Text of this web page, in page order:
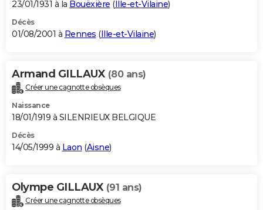
23/01/1931 à la Bouëxière (Ille-et-Vilaine)
Décès
01/08/2001 à Rennes (Ille-et-Vilaine)
Armand GILLAUX (80 ans)
Créer une cagnotte obsèques
Naissance
18/01/1919 à SILENRIEUX BELGIQUE
Décès
14/05/1999 à Laon (Aisne)
Olympe GILLAUX (91 ans)
Créer une cagnotte obsèques